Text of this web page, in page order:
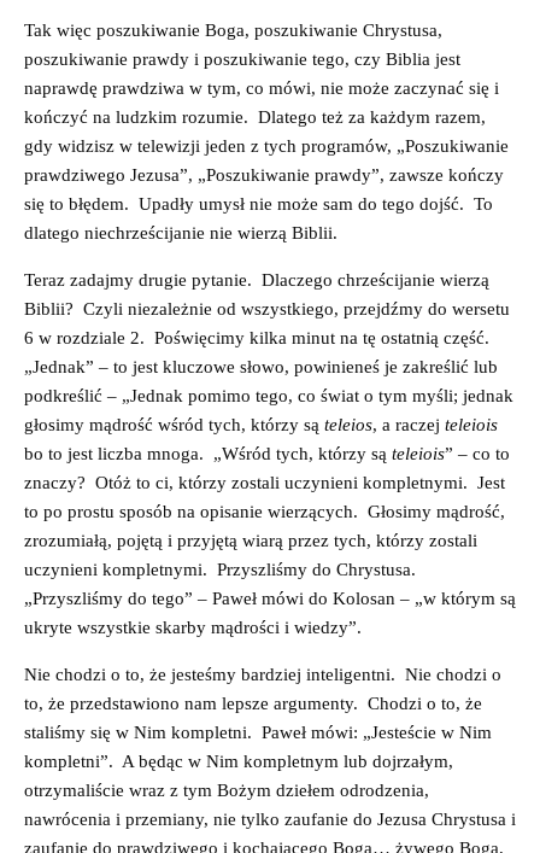
Tak więc poszukiwanie Boga, poszukiwanie Chrystusa,
poszukiwanie prawdy i poszukiwanie tego, czy Biblia jest
naprawdę prawdziwa w tym, co mówi, nie może zaczynać się i
kończyć na ludzkim rozumie. Dlatego też za każdym razem,
gdy widzisz w telewizji jeden z tych programów, „Poszukiwanie
prawdziwego Jezusa”, „Poszukiwanie prawdy”, zawsze kończy
się to błędem. Upadły umysł nie może sam do tego dojść. To
dlatego niechrześcijanie nie wierzą Biblii.
Teraz zadajmy drugie pytanie. Dlaczego chrześcijanie wierzą
Biblii? Czyli niezależnie od wszystkiego, przejdźmy do wersetu
6 w rozdziale 2. Poświęcimy kilka minut na tę ostatnią część.
„Jednak” – to jest kluczowe słowo, powinieneś je zakreślić lub
podkreślić – „Jednak pomimo tego, co świat o tym myśli; jednak
głosimy mądrość wśród tych, którzy są teleios, a raczej teleiois
bo to jest liczba mnoga. „Wśród tych, którzy są teleiois” – co to
znaczy? Otóż to ci, którzy zostali uczynieni kompletnymi. Jest
to po prostu sposób na opisanie wierzących. Głosimy mądrość,
zrozumiałą, pojętą i przyjętą wiarą przez tych, którzy zostali
uczynieni kompletnymi. Przyszliśmy do Chrystusa.
„Przyszliśmy do tego” – Paweł mówi do Kolosan – „w którym są
ukryte wszystkie skarby mądrości i wiedzy”.
Nie chodzi o to, że jesteśmy bardziej inteligentni. Nie chodzi o
to, że przedstawiono nam lepsze argumenty. Chodzi o to, że
staliśmy się w Nim kompletni. Paweł mówi: „Jesteście w Nim
kompletni”. A będąc w Nim kompletnym lub dojrzałym,
otrzymaliście wraz z tym Bożym dziełem odrodzenia,
nawrócenia i przemiany, nie tylko zaufanie do Jezusa Chrystusa i
zaufanie do prawdziwego i kochającego Boga… żywego Boga,